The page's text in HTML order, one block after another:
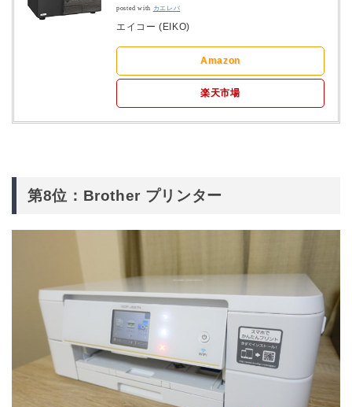
posted with カエレバ
エイコー (EIKO)
Amazon
楽天市場
第8位：Brother プリンター